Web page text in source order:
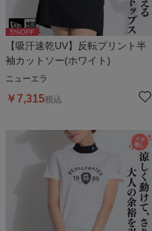
5%OFF
【吸汗速乾UV】反転プリント半
袖カットソー(ホワイト)
ニューエラ
￥7,315税込